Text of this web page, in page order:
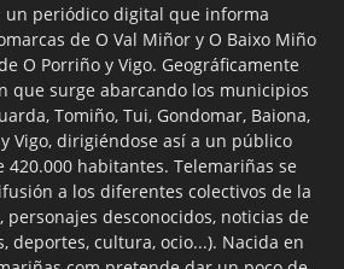
un periódico digital que informa
de O Val Miñor y O Baixo Miño
O Porriño y Vigo. Geográficamente
que surge abarcando los municipios
Tomiño, Tui, Gondomar, Baiona,
Vigo, dirigiéndose así a un público
420.000 habitantes. Telemariñas se
a los diferentes colectivos de la
personajes desconocidos, noticias de
deportes, cultura, ocio...). Nacida en